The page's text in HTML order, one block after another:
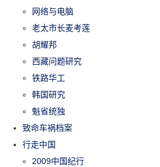
网络与电脑
老太市长麦考莲
胡耀邦
西藏问题研究
铁路华工
韩国研究
魁省统独
致命车祸档案
行走中国
2009中国纪行